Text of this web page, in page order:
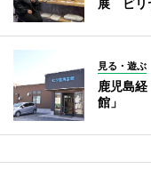
見る・遊ぶ
鹿児島
館」